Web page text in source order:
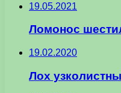
19.05.2021
Ломонос
19.02.2020
Лох